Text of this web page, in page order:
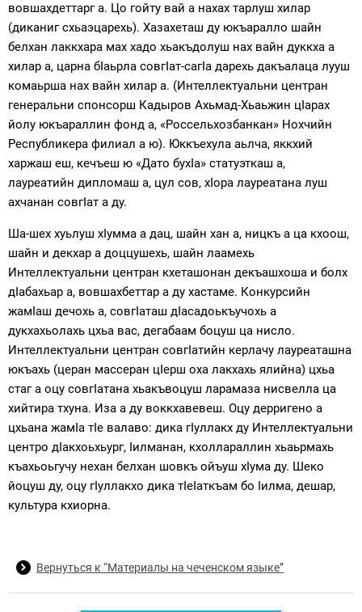
вовшахдеттарг а. Цо гойту вай а нахах тарлуш хилар
(диканиг схьаэцарехь). Хазахеташ ду юкъаралло шайн
белхан лаккхара мах хадо хьакъдолуш нах вайн дуккха а
хилар а, царна бIаьрла совгIат-сагIа дарехь дакъалаца лууш
комаьрша нах вайн хилар а. (Интеллектуальни центран
генеральни спонсорш Кадыров Ахьмад-Хьаьжин цIарах
йолу юкъараллин фонд а, «Россельхозбанкан» Нохчийн
Республикера филиал а ю). Юккъехула аьлча, яккхий
харжаш еш, кечъеш ю «Дато бухIа» статуэткаш а,
лауреатийн дипломаш а, цул сов, хIора лауреатана луш
ахчанан совгIат а ду.
Ша-шех хуьлуш хIумма а дац, шайн хан а, ницкъ а ца кхоош,
шайн и декхар а доццушехь, шайн лаамехь
Интеллектуальни центран кхеташонан декъашхоша и болх
дIабахьар а, вовшахбеттар а ду хастаме. Конкурсийн
жамIаш дечохь а, совгIаташ дIасадоькъучохь а
дукхахьолахь цхьа вас, дегабаам боцуш ца нисло.
Интеллектуальни центран совгIатийн керлачу лауреаташна
юкъахь (церан массеран цIерш оха лакхахь ялийна) цхьа
стаг а оцу совгIатана хьакъвоцуш ларамаза нисвелла ца
хийтира тхуна. Иза а ду воккхавевеш. Оцу дерригено а
цхьана жамIа тIе валаво: дика гIуллакх ду Интеллектуальни
центро дIакхоьхьург, Iилманан, кхоллараллин хьаьрмахь
къахьоьгучу нехан белхан шовкъ ойъуш хIума ду. Шеко
йоцуш ду, оцу гIуллакхо дика тIеIаткъам бо Iилма, дешар,
культура кхиорна.
Вернуться к “Материалы на чеченском языке”